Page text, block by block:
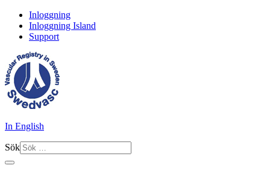
Inloggning
Inloggning Island
Support
In English
Sök